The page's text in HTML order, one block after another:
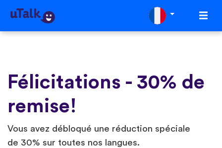
Félicitations - 30% de
remise!
Vous avez débloqué une réduction spéciale
de 30% sur toutes nos langues.️